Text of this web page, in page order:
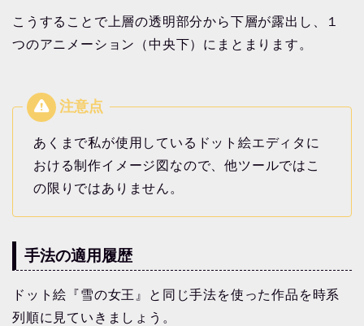
こうすることで上層の透明部分から下層が露出し、１
つのアニメーション（中央下）にまとまります。
あくまで私が使用しているドット絵エディタに
おける制作イメージ図なので、他ツールではこ
の限りではありません。
手法の適用履歴
ドット絵『雪の女王』と同じ手法を使った作品を時系
列順に見ていきましょう。